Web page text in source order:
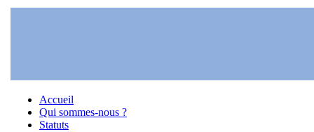
Accueil
Qui sommes-nous ?
Statuts